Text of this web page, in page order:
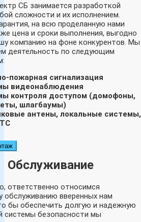
СБ занимается разработкой
сложности и их исполнением.
на всю проделанную нами
цена и сроки выполнения, выгодно
компанию на фоне конкурентов. Мы
деятельность по следующим
пожарная сигнализация
видеонаблюдения
контроля доступом (домофоны,
шлагбаумы)
антены, локальные системы,
Обслуживание
ответственно относимся
обслуживанию вверенных нам
бы обеспечить долгую и надежную
системы безопасности мы